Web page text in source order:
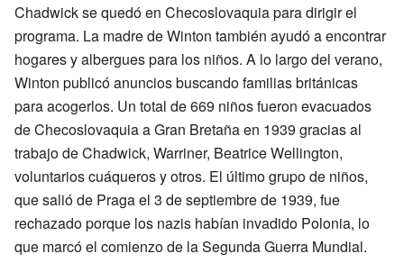
Chadwick se quedó en Checoslovaquia para dirigir el
programa. La madre de Winton también ayudó a encontrar
hogares y albergues para los niños. A lo largo del verano,
Winton publicó anuncios buscando familias británicas
para acogerlos. Un total de 669 niños fueron evacuados
de Checoslovaquia a Gran Bretaña en 1939 gracias al
trabajo de Chadwick, Warriner, Beatrice Wellington,
voluntarios cuáqueros y otros. El último grupo de niños,
que salió de Praga el 3 de septiembre de 1939, fue
rechazado porque los nazis habían invadido Polonia, lo
que marcó el comienzo de la Segunda Guerra Mundial.